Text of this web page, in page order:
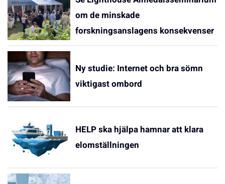
om de minskade
forskningsanslagens konsekvenser
Ny studie: Internet och bra sömn
viktigast ombord
HELP ska hjälpa hamnar att klara
elomställningen